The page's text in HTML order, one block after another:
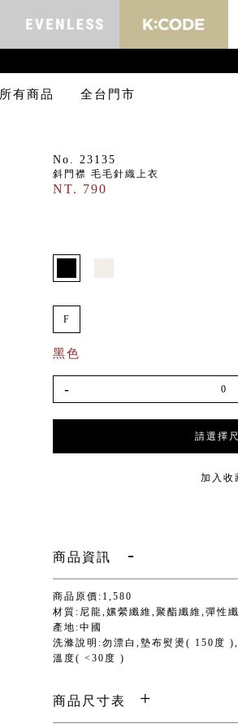
所有商品 全台門市
No. 23135
斜門襟 毛毛針織上衣
NT. 790
F
黑色
-
請選擇
加入收
商品資訊
商品原價:1,580
材質:尼龍,嫘縈纖維,聚酯纖維,彈性
產地:中國
洗滌說明:勿漂白,墊布熨燙( 150度
溫度( <30度 )
商品尺寸表